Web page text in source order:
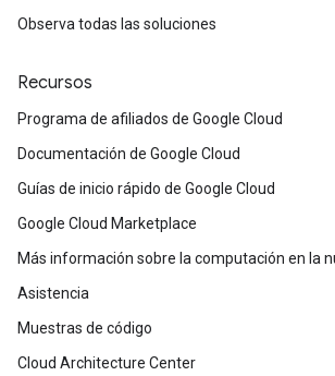
Observa todas las soluciones
Recursos
Programa de afiliados de Google Cloud
Documentación de Google Cloud
Guías de inicio rápido de Google Cloud
Google Cloud Marketplace
Más información sobre la computación en la
Asistencia
Muestras de código
Cloud Architecture Center